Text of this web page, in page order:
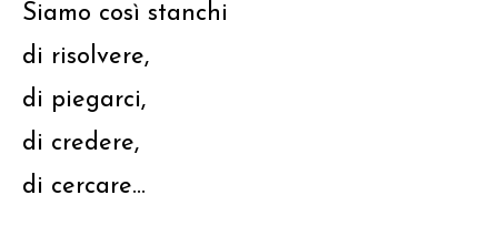
Siamo così stanchi
di risolvere,
di piegarci,
di credere,
di cercare…